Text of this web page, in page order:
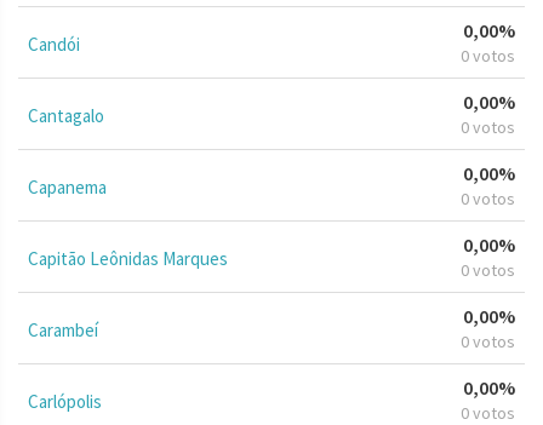
Candói
0,00%
0 votos
Cantagalo
0,00%
0 votos
Capanema
0,00%
0 votos
Capitão Leônidas Marques
0,00%
0 votos
Carambeí
0,00%
0 votos
Carlópolis
0,00%
0 votos